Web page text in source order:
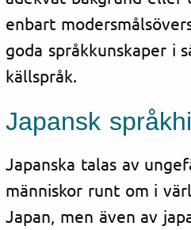
enbart
goda språkkunskaper i
källspråk.
Japansk
Japanska talas av
människor runt om i
Japan, men även av